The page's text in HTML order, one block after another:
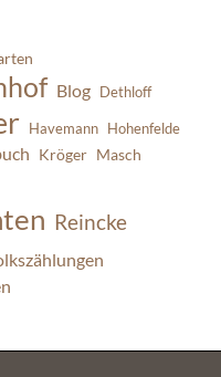
Blog Dethloff
Havemann Hohenfelde
Kröger Masch
Reincke